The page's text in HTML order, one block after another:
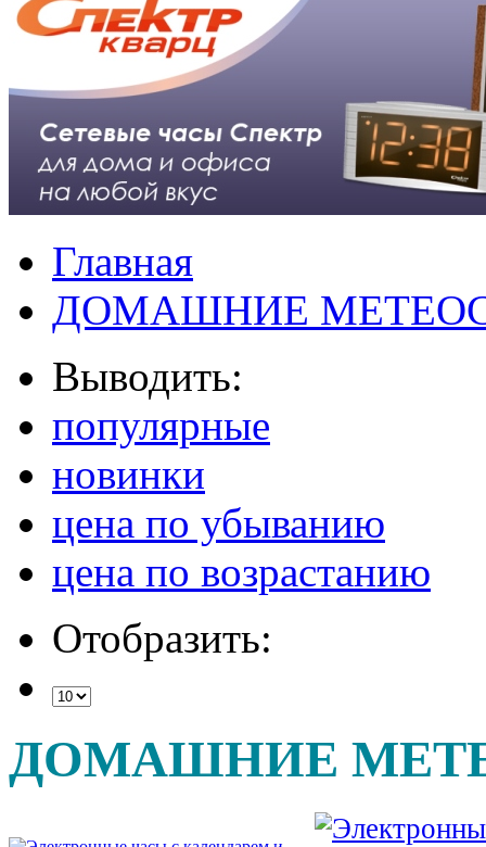
Главная
ДОМАШНИЕ
Выводить:
популярные
новинки
цена по убыванию
цена по возрастанию
Отобразить:
ДОМАШНИЕ